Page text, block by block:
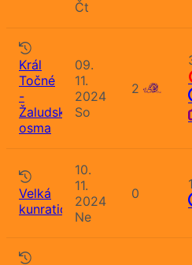
Čt
Král
Točné
-
Žaludská
osma
09.
11.
2024
So
2
Velká
kunratická
10.
11.
2024
Ne
0
1